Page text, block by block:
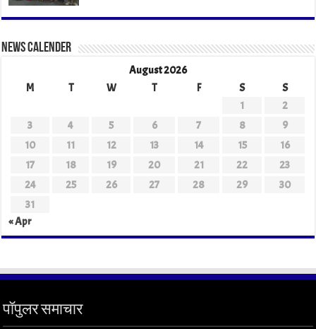
News Calender
August 2026
M
T W T F S
S
1
2
3
4 5 6 7 8
9
10
11 12 13 14 15
16
17
18 19 20 21 22
23
24
25 26 27 28 29
30
31
« Apr
पॉपुलर समाचार